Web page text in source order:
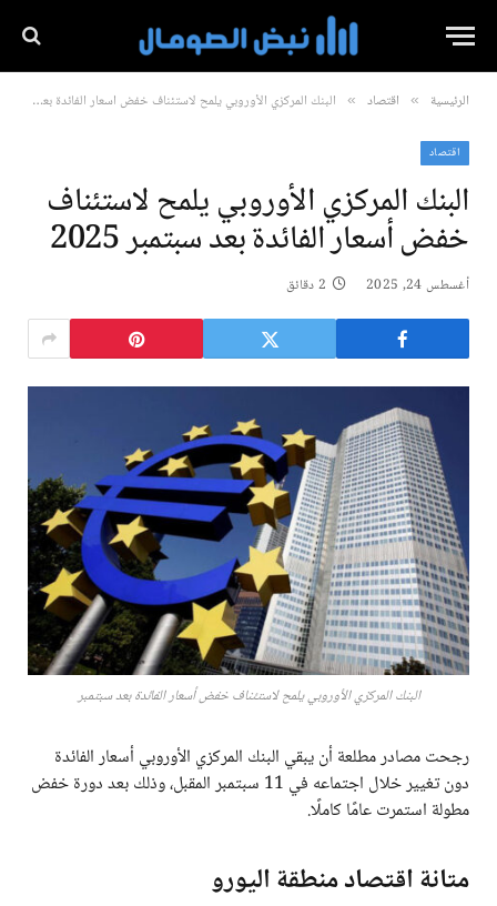
الرئيسية » اقتصاد » البنك المركزي الأوروبي يلمح لاستئناف خفض أسعار الفائدة بعد سبتمبر 2025
اقتصاد
البنك المركزي الأوروبي يلمح لاستئناف
خفض أسعار الفائدة بعد سبتمبر 2025
أغسطس 24, 2025 2 دقائق
البنك المركزي الأوروبي يلمح لاستئناف خفض أسعار الفائدة بعد سبتمبر
رجحت مصادر مطلعة أن يبقي البنك المركزي الأوروبي أسعار الفائدة
دون تغيير خلال اجتماعه في 11 سبتمبر المقبل، وذلك بعد دورة خفض
مطولة استمرت عامًا كاملًا.
متانة اقتصاد منطقة اليورو